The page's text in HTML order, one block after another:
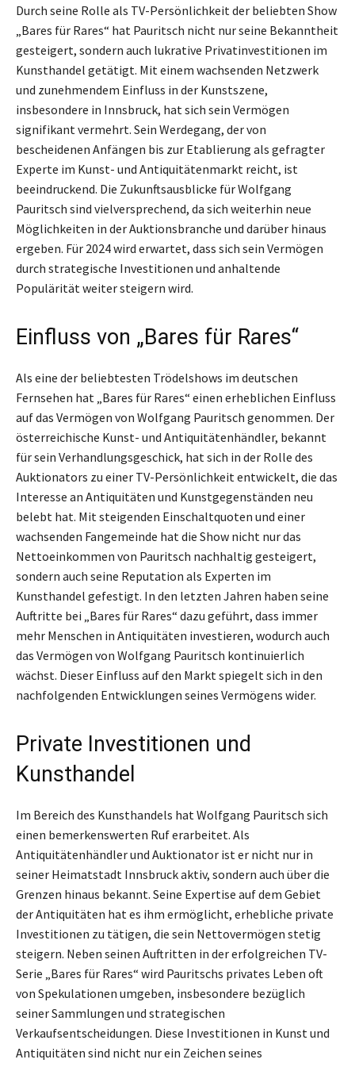
Durch seine Rolle als TV-Persönlichkeit der beliebten Show
„Bares für Rares“ hat Pauritsch nicht nur seine Bekanntheit
gesteigert, sondern auch lukrative Privatinvestitionen im
Kunsthandel getätigt. Mit einem wachsenden Netzwerk
und zunehmendem Einfluss in der Kunstszene,
insbesondere in Innsbruck, hat sich sein Vermögen
signifikant vermehrt. Sein Werdegang, der von
bescheidenen Anfängen bis zur Etablierung als gefragter
Experte im Kunst- und Antiquitätenmarkt reicht, ist
beeindruckend. Die Zukunftsausblicke für Wolfgang
Pauritsch sind vielversprechend, da sich weiterhin neue
Möglichkeiten in der Auktionsbranche und darüber hinaus
ergeben. Für 2024 wird erwartet, dass sich sein Vermögen
durch strategische Investitionen und anhaltende
Populärität weiter steigern wird.
Einfluss von „Bares für Rares“
Als eine der beliebtesten Trödelshows im deutschen
Fernsehen hat „Bares für Rares“ einen erheblichen Einfluss
auf das Vermögen von Wolfgang Pauritsch genommen. Der
österreichische Kunst- und Antiquitätenhändler, bekannt
für sein Verhandlungsgeschick, hat sich in der Rolle des
Auktionators zu einer TV-Persönlichkeit entwickelt, die das
Interesse an Antiquitäten und Kunstgegenständen neu
belebt hat. Mit steigenden Einschaltquoten und einer
wachsenden Fangemeinde hat die Show nicht nur das
Nettoeinkommen von Pauritsch nachhaltig gesteigert,
sondern auch seine Reputation als Experten im
Kunsthandel gefestigt. In den letzten Jahren haben seine
Auftritte bei „Bares für Rares“ dazu geführt, dass immer
mehr Menschen in Antiquitäten investieren, wodurch auch
das Vermögen von Wolfgang Pauritsch kontinuierlich
wächst. Dieser Einfluss auf den Markt spiegelt sich in den
nachfolgenden Entwicklungen seines Vermögens wider.
Private Investitionen und
Kunsthandel
Im Bereich des Kunsthandels hat Wolfgang Pauritsch sich
einen bemerkenswerten Ruf erarbeitet. Als
Antiquitätenhändler und Auktionator ist er nicht nur in
seiner Heimatstadt Innsbruck aktiv, sondern auch über die
Grenzen hinaus bekannt. Seine Expertise auf dem Gebiet
der Antiquitäten hat es ihm ermöglicht, erhebliche private
Investitionen zu tätigen, die sein Nettovermögen stetig
steigern. Neben seinen Auftritten in der erfolgreichen TV-
Serie „Bares für Rares“ wird Pauritschs privates Leben oft
von Spekulationen umgeben, insbesondere bezüglich
seiner Sammlungen und strategischen
Verkaufsentscheidungen. Diese Investitionen in Kunst und
Antiquitäten sind nicht nur ein Zeichen seines